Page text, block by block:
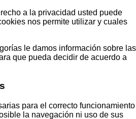
a la privacidad usted puede
nos permite utilizar y cuales
le damos información sobre las
que pueda decidir de acuerdo a
para el correcto funcionamiento
la navegación ni uso de sus